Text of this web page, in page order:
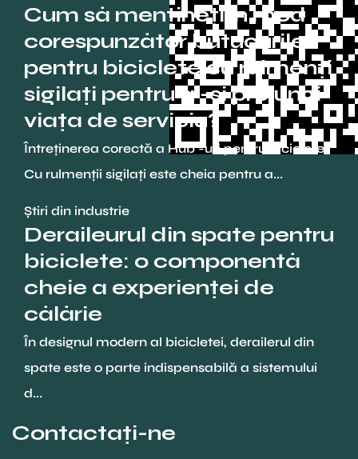
Cum să mențineți în mod
corespunzător butucurile
pentru biciclete cu rulmenți
sigilați pentru a -și prelungi
viața de serviciu?
Întreținerea corectă a Hub -uri pentru biciclete
Cu rulmenții sigilați este cheia pentru a...
Știri din industrie
Deraileurul din spate pentru
biciclete: o componentă
cheie a experienței de
călărie
În designul modern al bicicletei, derailerul din
spate este o parte indispensabilă a sistemului
d...
Contactaţi-ne